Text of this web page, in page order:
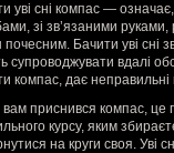
уві сні компас —
зі зв’язаними
почесним. Бачити уві
супроводжувати вдалі
компас, дає
приснився компас, це
курсу, яким
на круги своя. Уві